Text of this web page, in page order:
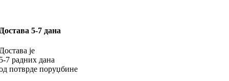
5-7 дана
је
7 радних дана
потврде поруџбине